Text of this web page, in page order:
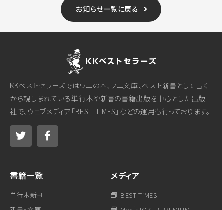
お知らせ一覧に戻る
KKベストセラーズではワニの本、ワニ文庫、ベスト新書として古く
から親しまれている単行本や新書の書籍出版を中心とした出版
社で、ウェブメディア「BEST TiMES」などの運用も行っております。
書籍一覧
単行本新刊
メディア
BEST TiMES